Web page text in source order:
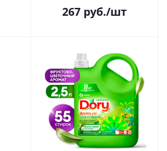
267 руб./шт